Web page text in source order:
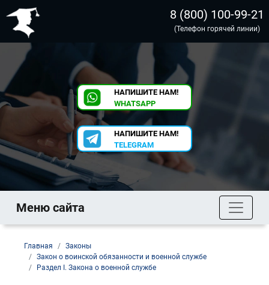
8 (800) 100-99-21
(Телефон горячей линии)
НАПИШИТЕ НАМ!
WHATSAPP
НАПИШИТЕ НАМ!
TELEGRAM
Меню сайта
Главная
Законы
Закон о воинской обязанности и военной службе
Раздел I. Закона о военной службе